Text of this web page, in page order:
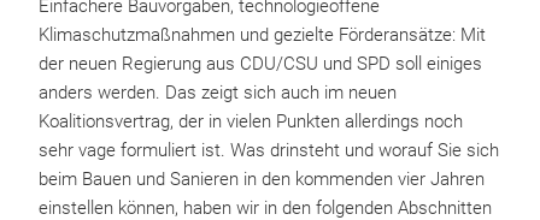
Einfachere Bauvorgaben, technologieoffene
Klimaschutzmaßnahmen und gezielte Förderansätze: Mit
der neuen Regierung aus CDU/CSU und SPD soll einiges
anders werden. Das zeigt sich auch im neuen
Koalitionsvertrag, der in vielen Punkten allerdings noch
sehr vage formuliert ist. Was drinsteht und worauf Sie sich
beim Bauen und Sanieren in den kommenden vier Jahren
einstellen können, haben wir in den folgenden Abschnitten